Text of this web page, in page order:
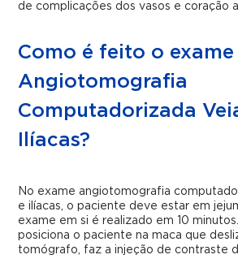
de complicações dos vasos e coração
Como é feito o exame
Angiotomografia
Computadorizada
Ilíacas?
No exame angiotomografia
e ilíacas, o paciente deve estar em
exame em si é realizado em 10
posiciona o paciente na maca que
tomógrafo, faz a injeção de contraste